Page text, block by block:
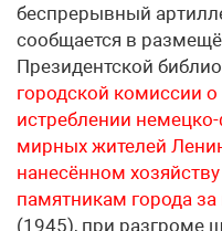
беспрерывный
сообщается в
Президентской
городской комиссии
истреблении
мирных жителей
нанесённом
памятникам города
(1945), при разгроме